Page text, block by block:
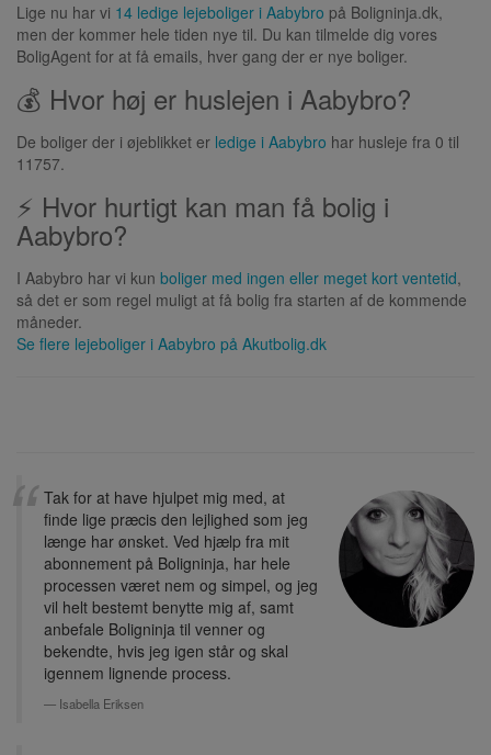
Lige nu har vi 14 ledige lejeboliger i Aabybro på Boligninja.dk,
men der kommer hele tiden nye til. Du kan tilmelde dig vores
BoligAgent for at få emails, hver gang der er nye boliger.
💰 Hvor høj er huslejen i Aabybro?
De boliger der i øjeblikket er ledige i Aabybro har husleje fra 0 til
11757.
⚡ Hvor hurtigt kan man få bolig i
Aabybro?
I Aabybro har vi kun boliger med ingen eller meget kort ventetid,
så det er som regel muligt at få bolig fra starten af de kommende
måneder.
Se flere lejeboliger i Aabybro på Akutbolig.dk
Tak for at have hjulpet mig med, at
finde lige præcis den lejlighed som jeg
længe har ønsket. Ved hjælp fra mit
abonnement på Boligninja, har hele
processen været nem og simpel, og jeg
vil helt bestemt benytte mig af, samt
anbefale Boligninja til venner og
bekendte, hvis jeg igen står og skal
igennem lignende process.
Isabella Eriksen